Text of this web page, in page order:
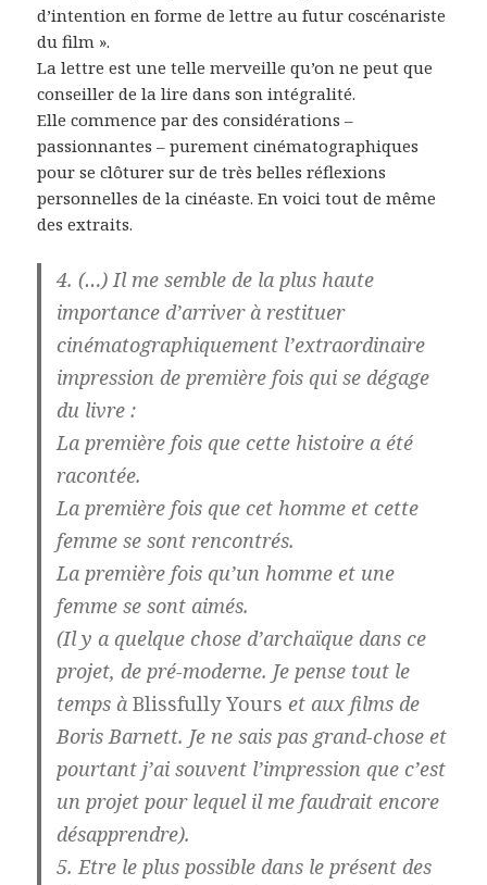
d’intention en forme de lettre au futur coscénariste
du film ».
La lettre est une telle merveille qu’on ne peut que
conseiller de la lire dans son intégralité.
Elle commence par des considérations –
passionnantes – purement cinématographiques
pour se clôturer sur de très belles réflexions
personnelles de la cinéaste. En voici tout de même
des extraits.
4. (…) Il me semble de la plus haute
importance d’arriver à restituer
cinématographiquement l’extraordinaire
impression de première fois qui se dégage
du livre :
La première fois que cette histoire a été
racontée.
La première fois que cet homme et cette
femme se sont rencontrés.
La première fois qu’un homme et une
femme se sont aimés.
(Il y a quelque chose d’archaïque dans ce
projet, de pré-moderne. Je pense tout le
temps àBlissfully Yours et aux films de
Boris Barnett. Je ne sais pas grand-chose et
pourtant j’ai souvent l’impression que c’est
un projet pour lequel il me faudrait encore
désapprendre).
5. Etre le plus possible dans le présent des